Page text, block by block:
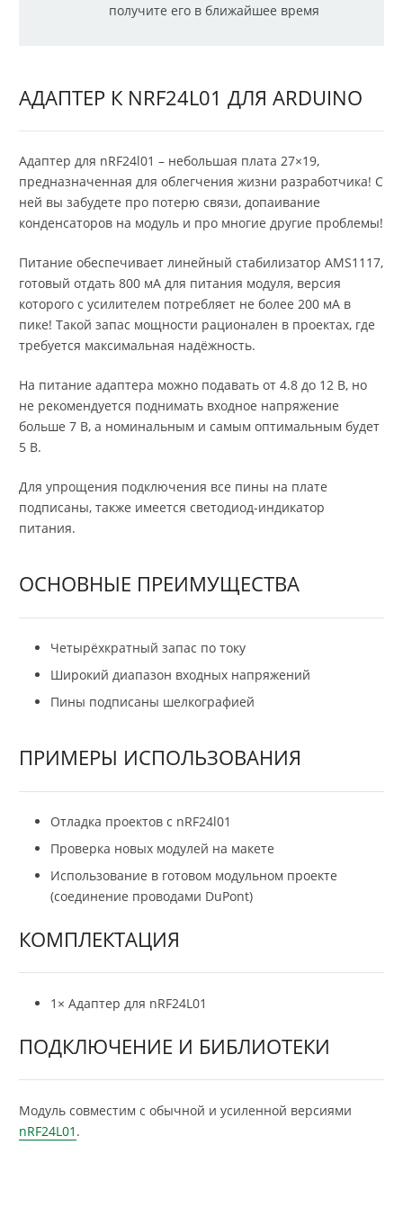
получите его в ближайшее время
АДАПТЕР К NRF24L01 ДЛЯ ARDUINO
Адаптер для nRF24l01 – небольшая плата 27×19,
предназначенная для облегчения жизни разработчика! С
ней вы забудете про потерю связи, допаивание
конденсаторов на модуль и про многие другие проблемы!
Питание обеспечивает линейный стабилизатор AMS1117,
готовый отдать 800 мА для питания модуля, версия
которого с усилителем потребляет не более 200 мА в
пике! Такой запас мощности рационален в проектах, где
требуется максимальная надёжность.
На питание адаптера можно подавать от 4.8 до 12 В, но
не рекомендуется поднимать входное напряжение
больше 7 В, а номинальным и самым оптимальным будет
5 В.
Для упрощения подключения все пины на плате
подписаны, также имеется светодиод-индикатор
питания.
ОСНОВНЫЕ ПРЕИМУЩЕСТВА
Четырёхкратный запас по току
Широкий диапазон входных напряжений
Пины подписаны шелкографией
ПРИМЕРЫ ИСПОЛЬЗОВАНИЯ
Отладка проектов с nRF24l01
Проверка новых модулей на макете
Использование в готовом модульном проекте
(соединение проводами DuPont)
КОМПЛЕКТАЦИЯ
1× Адаптер для nRF24L01
ПОДКЛЮЧЕНИЕ И БИБЛИОТЕКИ
Модуль совместим с обычной и усиленной версиями
nRF24L01 .